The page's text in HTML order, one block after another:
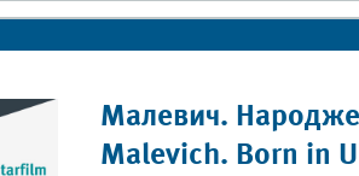
Малевич.
Malevich. Born in